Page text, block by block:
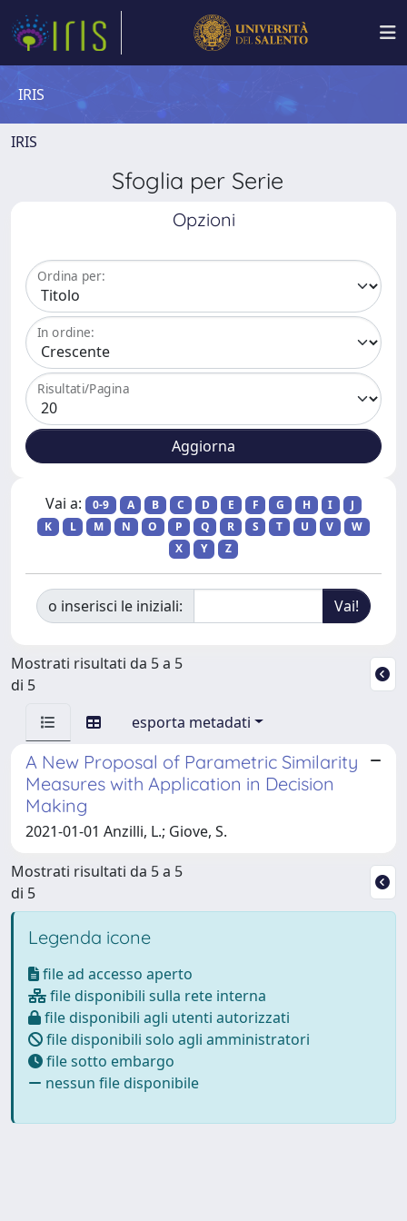
IRIS
IRIS
Sfoglia per Serie
Opzioni
Ordina per:
In ordine:
Risultati/Pagina
Vai a: 0-9 A B C D E F G H I
J
K
L M N O P Q R S T U V
W
X
Y Z
o inserisci le iniziali:
Mostrati risultati da 5 a 5
di 5
esporta metadati
A New Proposal of Parametric Similarity
Measures with Application in Decision
Making
2021-01-01 Anzilli, L.; Giove, S.
Mostrati risultati da 5 a 5
di 5
Legenda icone
file ad accesso aperto
file disponibili sulla rete interna
file disponibili agli utenti autorizzati
file disponibili solo agli amministratori
file sotto embargo
nessun file disponibile